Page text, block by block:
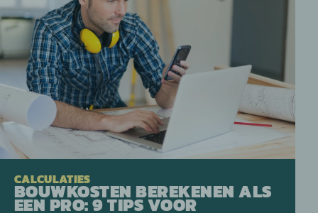
CALCULATIES
BOUWKOSTEN BEREKENEN ALS
EEN PRO: 9 TIPS VOOR